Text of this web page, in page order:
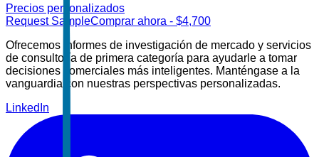
Precios personalizados
Request SampleComprar ahora - $4,700
Ofrecemos informes de investigación de mercado y servicios
de consultoría de primera categoría para ayudarle a tomar
decisiones comerciales más inteligentes. Manténgase a la
vanguardia con nuestras perspectivas personalizadas.
LinkedIn